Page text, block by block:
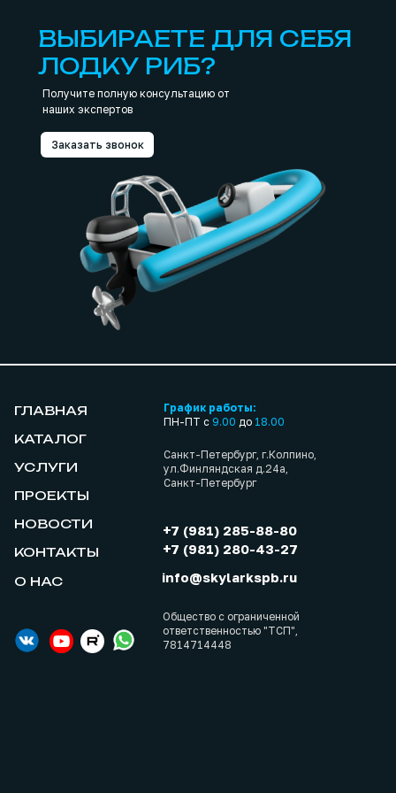
ВЫБИРАЕТЕ ДЛЯ СЕБЯ
ЛОДКУ РИБ?
Получите полную консультацию от
наших экспертов
Заказать звонок
КОНТАКТЫ
НОВОСТИ
КАТАЛОГ
ГЛАВНАЯ
О НАС
ПРОЕКТЫ
УСЛУГИ
График работы:
ПН-ПТ с 9.00 до 18.00
Санкт-Петербург, г.Колпино,
ул.Финляндская д.24а,
Санкт-Петербург
Общество с ограниченной
ответственностью "ТСП",
7814714448
+7 (981) 285-88-80
+7 (981) 280-43-27
info@skylarkspb.ru